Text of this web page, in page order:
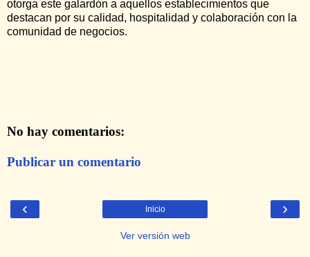
otorga este galardón a aquellos establecimientos que
destacan por su calidad, hospitalidad y colaboración con la
comunidad de negocios.
No hay comentarios:
Publicar un comentario
‹ ›
Inicio
Ver versión web